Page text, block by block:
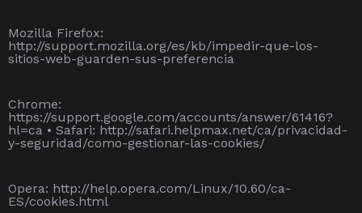
Mozilla Firefox:
http://support.mozilla.org/es/kb/impedir-que-los-
sitios-web-guarden-sus-preferencia
Chrome:
https://support.google.com/accounts/answer/61416?
hl=ca • Safari: http://safari.helpmax.net/ca/privacidad-
y-seguridad/como-gestionar-las-cookies/
Opera: http://help.opera.com/Linux/10.60/ca-
ES/cookies.html